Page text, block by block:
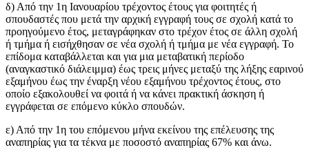
δ) Από την 1η Ιανουαρίου τρέχοντος έτους για φοιτητές ή
σπουδαστές που μετά την αρχική εγγραφή τους σε σχολή κατά το
προηγούμενο έτος, μεταγράφηκαν στο τρέχον έτος σε άλλη σχολή
ή τμήμα ή εισήχθησαν σε νέα σχολή ή τμήμα με νέα εγγραφή. Το
επίδομα καταβάλλεται και για μια μεταβατική περίοδο
(αναγκαστικό διάλειμμα) έως τρεις μήνες μεταξύ της λήξης εαρινού
εξαμήνου έως την έναρξη νέου εξαμήνου τρέχοντος έτους, στο
οποίο εξακολουθεί να φοιτά ή να κάνει πρακτική άσκηση ή
εγγράφεται σε επόμενο κύκλο σπουδών.
ε) Από την 1η του επόμενου μήνα εκείνου της επέλευσης της
αναπηρίας για τα τέκνα με ποσοστό αναπηρίας 67% και άνω.